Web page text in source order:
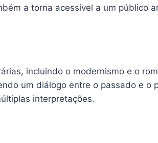
a torna acessível a um público
incluindo o modernismo e o
um diálogo entre o passado e
interpretações.